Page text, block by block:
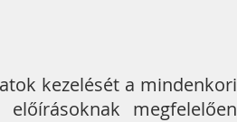
kezelését a mindenkori
megfelelően